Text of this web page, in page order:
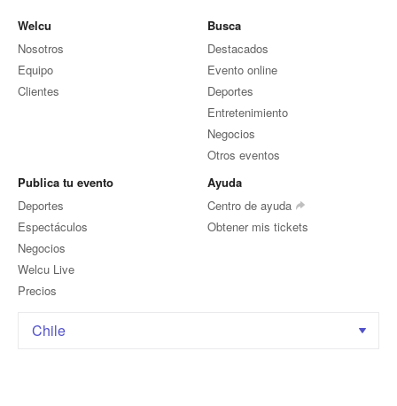
Welcu
Nosotros
Equipo
Clientes
Busca
Destacados
Evento online
Deportes
Entretenimiento
Negocios
Otros eventos
Publica tu evento
Deportes
Espectáculos
Negocios
Welcu Live
Precios
Ayuda
Centro de ayuda
Obtener mis tickets
Chile